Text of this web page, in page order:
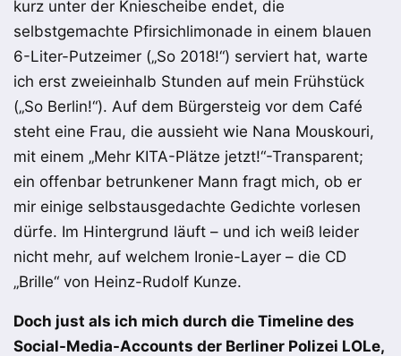
kurz unter der Kniescheibe endet, die
selbstgemachte Pfirsichlimonade in einem blauen
6-Liter-Putzeimer („So 2018!“) serviert hat, warte
ich erst zweieinhalb Stunden auf mein Frühstück
(„So Berlin!“). Auf dem Bürgersteig vor dem Café
steht eine Frau, die aussieht wie Nana Mouskouri,
mit einem „Mehr KITA-Plätze jetzt!“-Transparent;
ein offenbar betrunkener Mann fragt mich, ob er
mir einige selbstausgedachte Gedichte vorlesen
dürfe. Im Hintergrund läuft – und ich weiß leider
nicht mehr, auf welchem Ironie-Layer – die CD
„Brille“ von Heinz-Rudolf Kunze.
Doch just als ich mich durch die Timeline des
Social-Media-Accounts der Berliner Polizei LOLe,